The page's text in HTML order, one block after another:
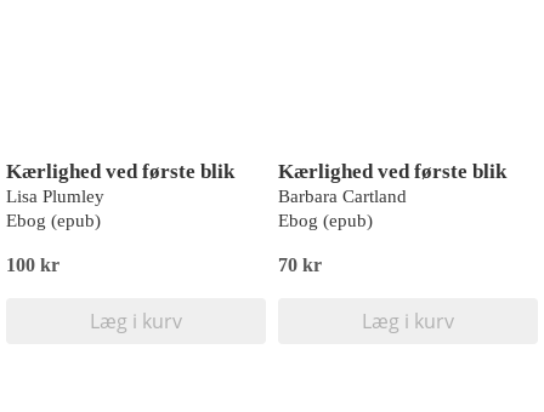
Kærlighed ved første blik
Lisa Plumley
Ebog (epub)
100 kr
Læg i kurv
Kærlighed ved første blik
Barbara Cartland
Ebog (epub)
70 kr
Læg i kurv